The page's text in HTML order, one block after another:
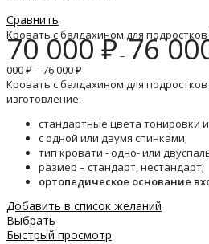
Сравнить
Кровать с балдахином для подростков
70 000₽– 76
000 ₽ – 76 000 ₽
Кровать с балдахином для подростков
изготовление:
стандартные цвета тонировки
с одной или двумя спинками;
тип кровати - одно- или
размер – стандарт, нестандарт;
ортопедическое основание
Добавить в список желаний
Выбрать
Быстрый просмотр